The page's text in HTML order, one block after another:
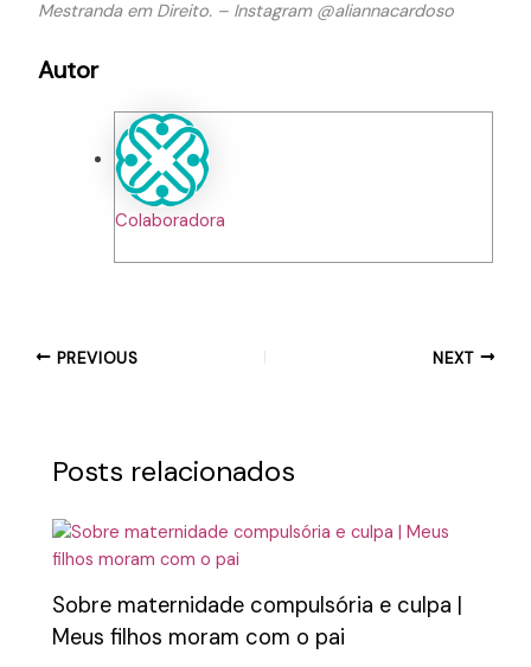
Mestranda em Direito. – Instagram @aliannacardoso
Autor
Colaboradora
PREVIOUS NEXT
Posts relacionados
Sobre maternidade compulsória e culpa |
Meus filhos moram com o pai